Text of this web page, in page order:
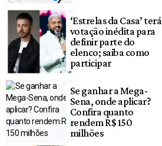
‘Estrelas da Casa’ terá
votação inédita para
definir parte do
elenco; saiba como
participar
Se ganhar a Mega-
Sena, onde aplicar?
Confira quanto
rendem R$ 150
milhões